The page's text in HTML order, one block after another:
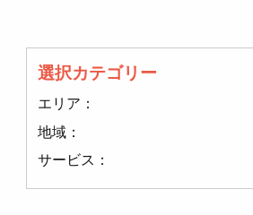
選択カテゴリー
エリア：
地域：
サービス：